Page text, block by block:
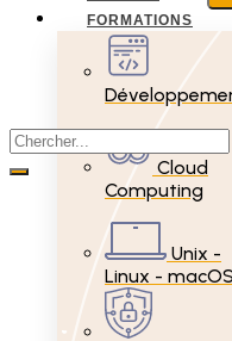
FORMATIONS
Cloud
Computing
Unix -
Linux - macOS